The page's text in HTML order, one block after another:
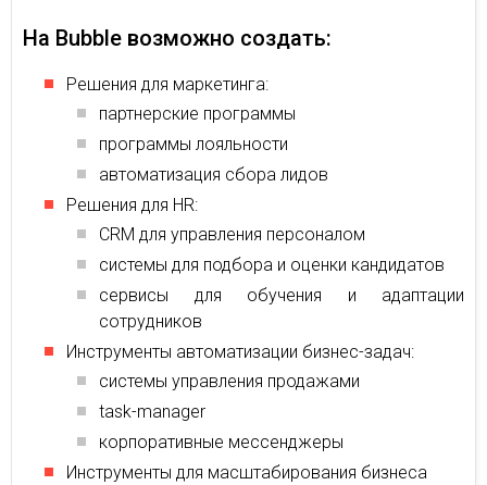
На Bubble возможно создать:
Решения для маркетинга:
партнерские программы
программы лояльности
автоматизация сбора лидов
Решения для HR:
CRM для управления персоналом
системы для подбора и оценки кандидатов
сервисы для обучения и адаптации
сотрудников
Инструменты автоматизации бизнес-задач:
системы управления продажами
task-manager
корпоративные мессенджеры
Инструменты для масштабирования бизнеса